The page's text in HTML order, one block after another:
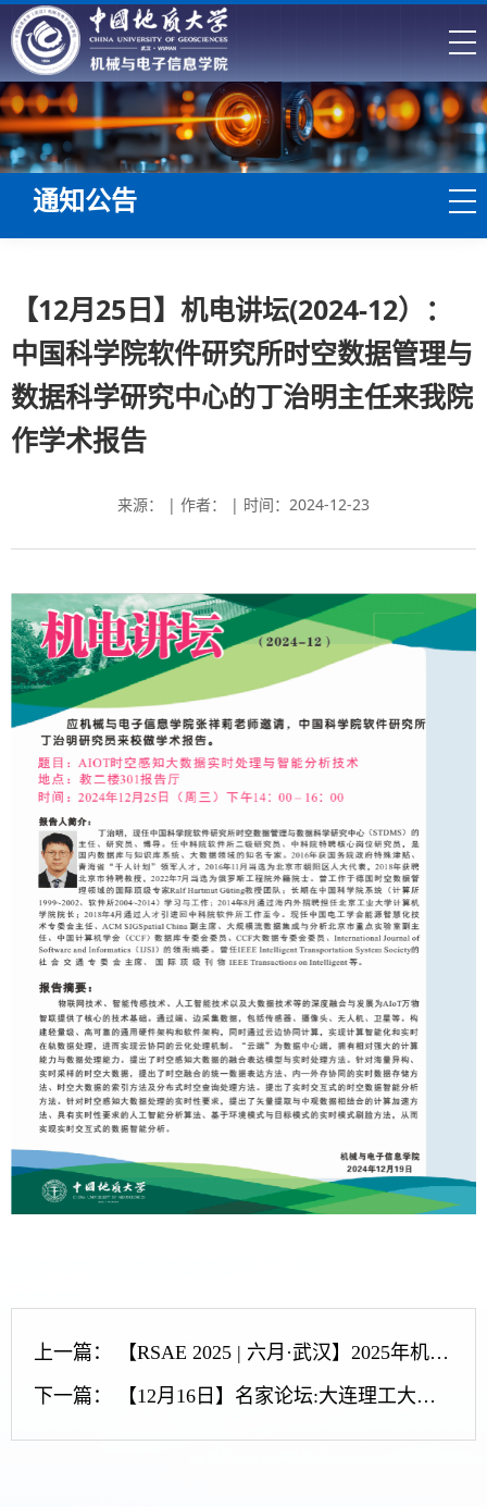
通知公告
【12月25日】机电讲坛(2024-12）：
中国科学院软件研究所时空数据管理与
数据科学研究中心的丁治明主任来我院
作学术报告
来源： | 作者： | 时间：2024-12-23
上一篇：
【RSAE 2025 | 六月·武汉】2025年机器人系统与自动化工程国际会议征稿中
下一篇：
【12月16日】名家论坛:大连理工大学欧勇盛教授